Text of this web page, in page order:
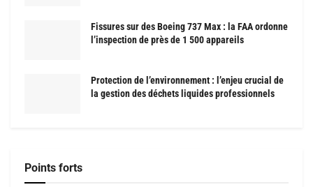
Fissures sur des Boeing 737 Max : la FAA ordonne
l’inspection de près de 1 500 appareils
Protection de l’environnement : l’enjeu crucial de
la gestion des déchets liquides professionnels
Points forts